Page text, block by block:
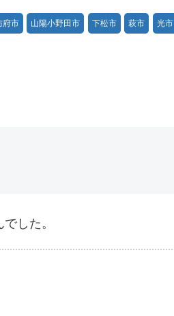
府市 山陽小野田市 下松市 萩市 光市
した。